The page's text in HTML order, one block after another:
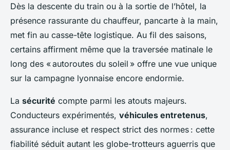
Dès la descente du train ou à la sortie de l’hôtel, la
présence rassurante du chauffeur, pancarte à la main,
met fin au casse-tête logistique. Au fil des saisons,
certains affirment même que la traversée matinale le
long des « autoroutes du soleil » offre une vue unique
sur la campagne lyonnaise encore endormie.
La sécurité compte parmi les atouts majeurs.
Conducteurs expérimentés, véhicules entretenus,
assurance incluse et respect strict des normes : cette
fiabilité séduit autant les globe-trotteurs aguerris que